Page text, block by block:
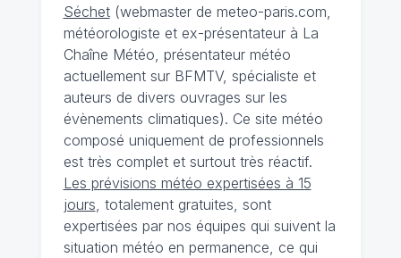
Séchet(webmaster de meteo-paris.com,
météorologiste et ex-présentateur à La
Chaîne Météo, présentateur météo
actuellement sur BFMTV, spécialiste et
auteurs de divers ouvrages sur les
évènements climatiques). Ce site météo
composé uniquement de professionnels
est très complet et surtout très réactif.
Les prévisions météo expertisées à 15
jours , totalement gratuites, sont
expertisées par nos équipes qui suivent la
situation météo en permanence, ce qui